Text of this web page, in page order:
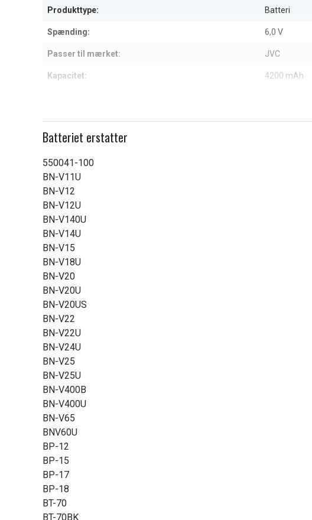
Produkttype: Batteri
Spænding: 6,0 V
Passer til mærket: JVC
Kapacitet: 4200 mAh
Batteriet erstatter
550041-100
BN-V11U
BN-V12
BN-V12U
BN-V140U
BN-V14U
BN-V15
BN-V18U
BN-V20
BN-V20U
BN-V20US
BN-V22
BN-V22U
BN-V24U
BN-V25
BN-V25U
BN-V400B
BN-V400U
BN-V65
BNV60U
BP-12
BP-15
BP-17
BP-18
BT-70
BT-70BK